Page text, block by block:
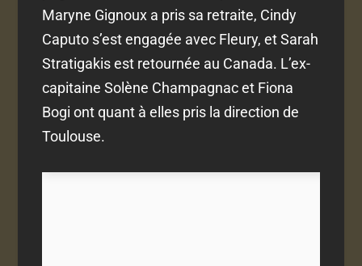
Maryne Gignoux a pris sa retraite, Cindy
Caputo s’est engagée avec Fleury, et Sarah
Stratigakis est retournée au Canada. L’ex-
capitaine Solène Champagnac et Fiona
Bogi ont quant à elles pris la direction de
Toulouse.